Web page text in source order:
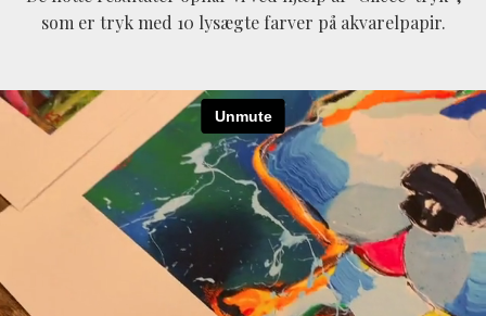
som er tryk med 10 lysægte farver på akvarelpapir.